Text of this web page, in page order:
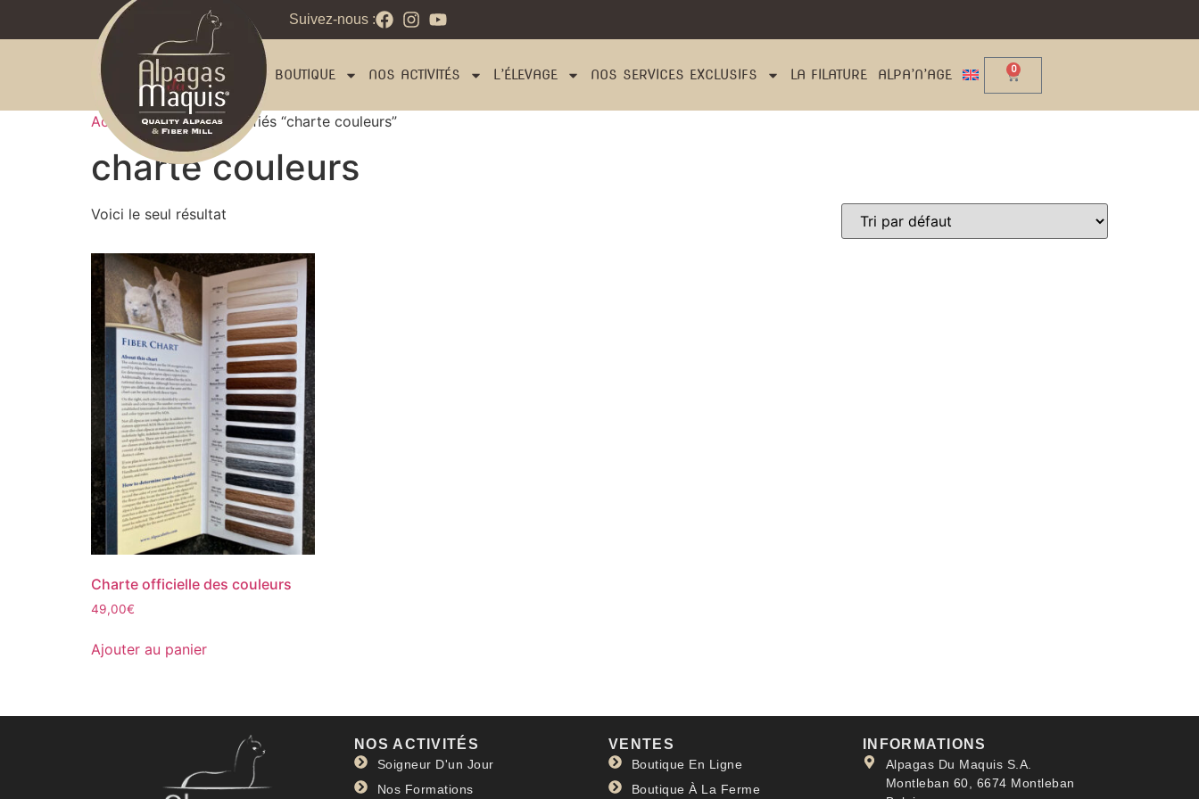
Suivez-nous :
BOUTIQUE NOS ACTIVITÉS L’ÉLEVAGE NOS SERVICES EXCLUSIFS LA FILATURE ALPA’N’AGE 0
Accueil / Produits identifiés “charte couleurs”
charte couleurs
Voici le seul résultat
Charte officielle des couleurs
49,00€
Ajouter au panier
NOS ACTIVITÉS
Soigneur D'un Jour
Nos Formations
VENTES
Boutique En Ligne
Boutique À La Ferme
INFORMATIONS
Alpagas Du Maquis S.A.
Montleban 60, 6674 Montleban